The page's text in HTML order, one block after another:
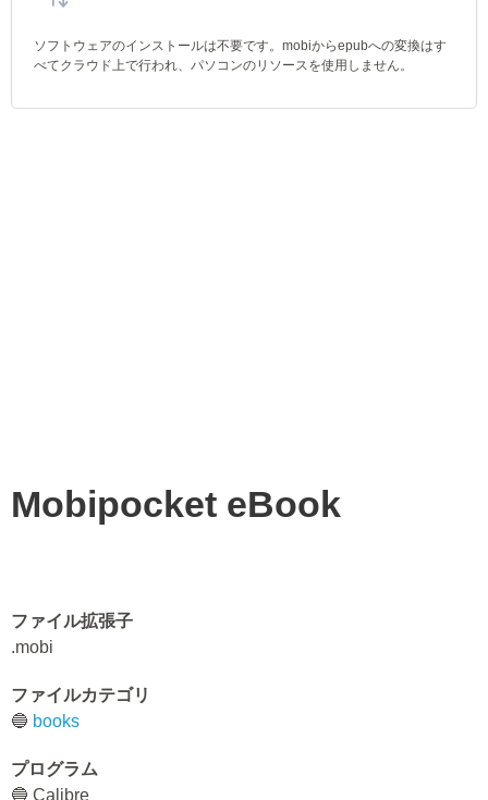
ソフトウェアのインストールは不要です。mobiからepubへの変換はす
べてクラウド上で行われ、パソコンのリソースを使用しません。
Mobipocket eBook
ファイル拡張子
.mobi
ファイルカテゴリ
🔵 books
プログラム
🔵 Calibre